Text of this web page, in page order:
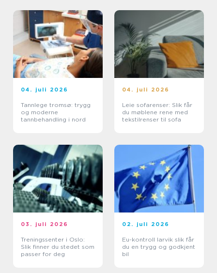
04. juli 2026
Tannlege tromsø: trygg
og moderne
tannbehandling i nord
04. juli 2026
Leie sofarenser: Slik får
du møblene rene med
tekstilrenser til sofa
03. juli 2026
Treningssenter i Oslo:
Slik finner du stedet som
passer for deg
02. juli 2026
Eu-kontroll larvik slik får
du en trygg og godkjent
bil